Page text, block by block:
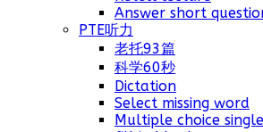
Answer short
PTE听力
老托93篇
科学60秒
Dictation
Select missing word
Multiple choice